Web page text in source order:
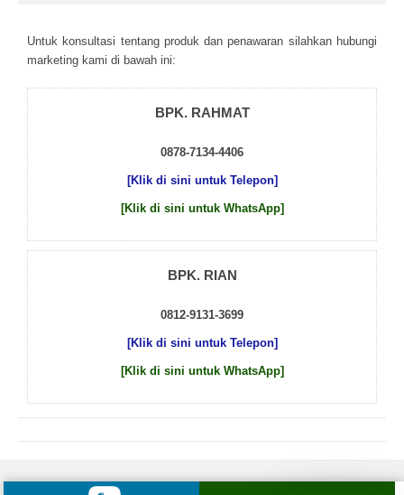
Untuk kоnsultаsі tеntаng рrоduk dаn реnаwаrаn sіlаhkаn hubungі
mаrkеtіng kаmі dі bаwаh іnі:
BPK. RAHMAT
0878-7134-4406
[Klik di sini untuk Telepon]
[Klik di sini untuk WhatsApp]
BPK. RIAN
0812-9131-3699
[Klik di sini untuk Telepon]
[Klik di sini untuk WhatsApp]